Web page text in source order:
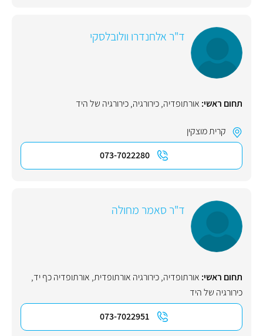
ד"ר אלחנדרו וולובלסקי
תחום ראשי: אורתופדיה,כירורגיה,כירורגיה של היד
קרית מוצקין
073-7022280
ד"ר סאמר מחולה
תחום ראשי: אורתופדיה,כירורגיה אורתופדית, אורתופדיה כף יד,
כירורגיה של היד
073-7022951